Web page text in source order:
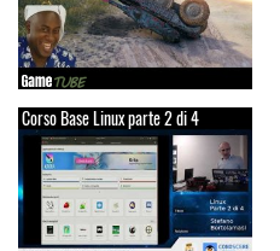
Corso Base Linux parte 2 di 4